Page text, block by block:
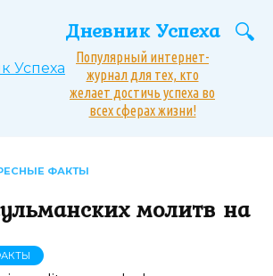
Дневник Успеха
Популярный интернет-
журнал для тех, кто
желает достичь успеха во
всех сферах жизни!
ФАКТЫ
молитв на